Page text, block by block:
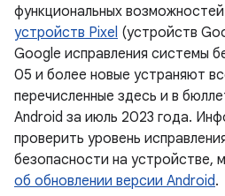
функциональных возможностей
устройств Pixel (устройств
Google исправления системы
05 и более новые устраняют
перечисленные здесь и в
Android за июль 2023 года.
проверить уровень
безопасности на устройстве,
об обновлении версии Android.